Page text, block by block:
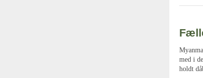
med i
holdt